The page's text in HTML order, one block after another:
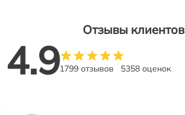
Отзывы клиентов
4.91799 отзывов 5358 оценок